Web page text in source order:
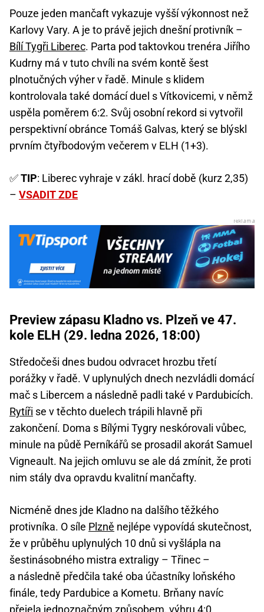
Pouze jeden mančaft vykazuje vyšší výkonnost než
Karlovy Vary. A je to právě jejich dnešní protivník –
Bílí Tygři Liberec. Parta pod taktovkou trenéra Jiřího
Kudrny má v tuto chvíli na svém kontě šest
plnotučných výher v řadě. Minule s klidem
kontrolovala také domácí duel s Vítkovicemi, v němž
uspěla poměrem 6:2. Svůj osobní rekord si vytvořil
perspektivní obránce Tomáš Galvas, který se blýskl
prvním čtyřbodovým večerem v ELH (1+3).
✅TIP: Liberec vyhraje v zákl. hrací době (kurz 2,35)
– VSADIT ZDE
Preview zápasu Kladno vs. Plzeň ve 47.
kole ELH (29. ledna 2026, 18:00)
Středočeši dnes budou odvracet hrozbu třetí
porážky v řadě. V uplynulých dnech nezvládli domácí
mač s Libercem a následně padli také v Pardubicích.
Rytíři se v těchto duelech trápili hlavně při
zakončení. Doma s Bílými Tygry neskórovali vůbec,
minule na půdě Perníkářů se prosadil akorát Samuel
Vigneault. Na jejich omluvu se ale dá zmínit, že proti
nim stály dva opravdu kvalitní mančafty.
Nicméně dnes jde Kladno na dalšího těžkého
protivníka. O síle Plzně nejlépe vypovídá skutečnost,
že v průběhu uplynulých 10 dnů si vyšlápla na
šestinásobného mistra extraligy – Třinec –
a následně předčila také oba účastníky loňského
finále, tedy Pardubice a Kometu. Brňany navíc